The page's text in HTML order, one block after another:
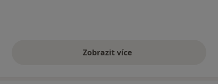
Zobrazit vícevýše uvedené názory